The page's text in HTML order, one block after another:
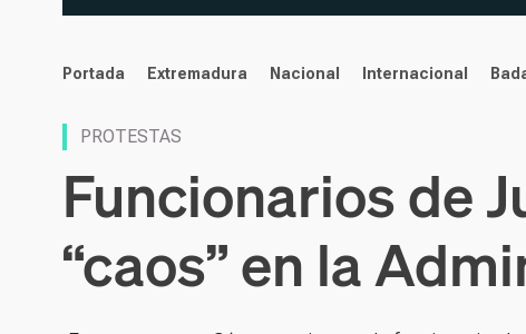
noticias
Portada Extremadura Nacional Internacional
PROTESTAS
Funcionarios de
“caos” en la